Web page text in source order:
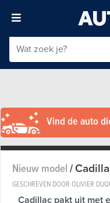
Vind de auto
Nieuw model/
GESCHREVEN DOOR OLIVIER
Cadillac pakt uit met